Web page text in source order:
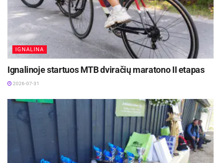
IGNALINA
Ignalinoje startuos MTB dviračių maratono II etapas
2026-07-31